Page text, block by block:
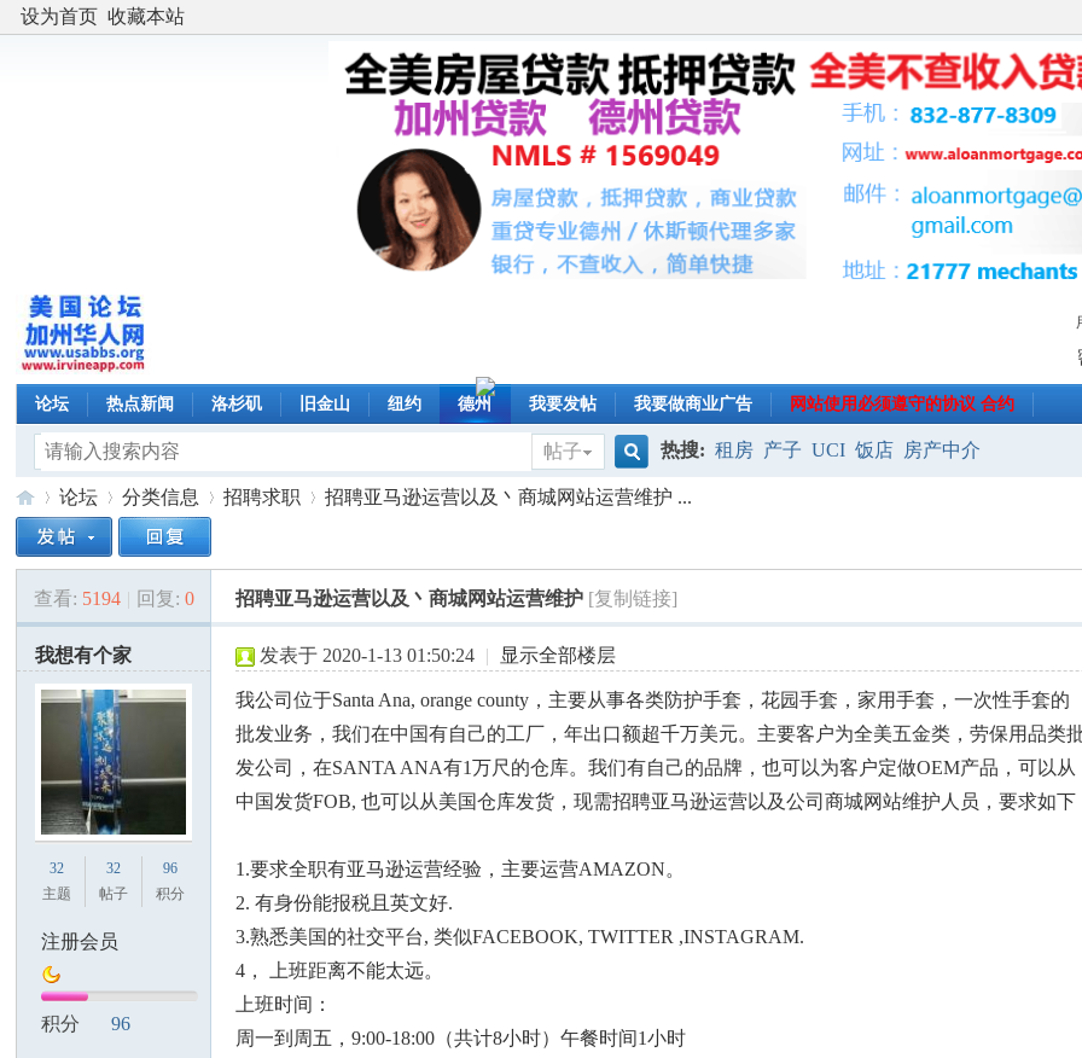
设为首页 收藏本站
论坛 热点新闻 洛杉矶 旧金山 纽约 德州 我要发帖 我要做商业广告 网站使用必须遵守的协议 合约
帖子
搜
索
热搜: 租房 产子 UCI 饭店 房产中介
美
国
»
论坛
›
分类信息 招聘求职
›
招聘亚马逊运营以及丶商城网站运营维护 ...
查看: 5194 | 回复: 0 招聘亚马逊运营以及丶商城网站运营维护 [复制链接]
我想有个家
32
主题
32
帖子
96
积分
注册会员
积分 96
发表于 2020-1-13 01:50:24 | 显示全部楼层
我公司位于Santa Ana, orange county，主要从事各类防护手套，花园手套，家用手套，一次性手套的
批发业务，我们在中国有自己的工厂，年出口额超千万美元。主要客户为全美五金类，劳保用品类
发公司，在SANTA ANA有1万尺的仓库。我们有自己的品牌，也可以为客户定做OEM产品，可以从
中国发货FOB, 也可以从美国仓库发货，现需招聘亚马逊运营以及公司商城网站维护人员，要求如下
1.要求全职有亚马逊运营经验，主要运营AMAZON。
2. 有身份能报税且英文好.
3.熟悉美国的社交平台, 类似FACEBOOK, TWITTER ,INSTAGRAM.
4， 上班距离不能太远。
上班时间：
周一到周五，9:00-18:00（共计8小时）午餐时间1小时